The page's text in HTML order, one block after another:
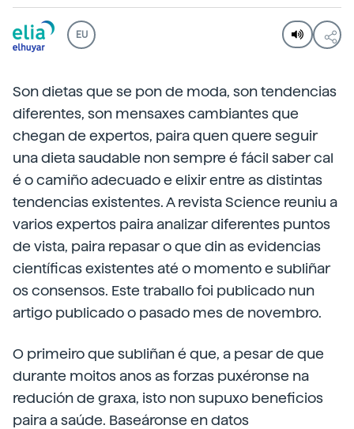
EU
Son dietas que se pon de moda, son tendencias
diferentes, son mensaxes cambiantes que
chegan de expertos, paira quen quere seguir
una dieta saudable non sempre é fácil saber cal
é o camiño adecuado e elixir entre as distintas
tendencias existentes. A revista Science reuniu a
varios expertos paira analizar diferentes puntos
de vista, paira repasar o que din as evidencias
científicas existentes até o momento e subliñar
os consensos. Este traballo foi publicado nun
artigo publicado o pasado mes de novembro.
O primeiro que subliñan é que, a pesar de que
durante moitos anos as forzas puxéronse na
redución de graxa, isto non supuxo beneficios
paira a saúde. Baseáronse en datos